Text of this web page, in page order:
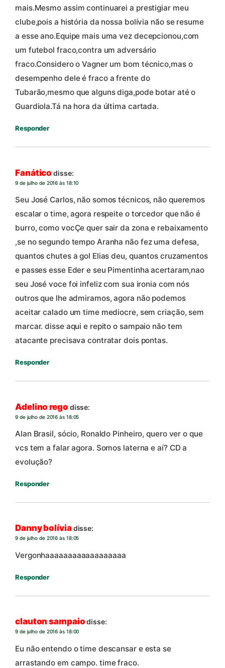
mais.Mesmo assim continuarei a prestigiar meu
clube,pois a história da nossa bolívia não se resume
a esse ano.Equipe mais uma vez decepcionou,com
um futebol fraco,contra um adversário
fraco.Considero o Vagner um bom técnico,mas o
desempenho dele é fraco a frente do
Tubarão,mesmo que alguns diga,pode botar até o
Guardiola.Tá na hora da última cartada.
Responder
Fanático disse:
9 de julho de 2016 às 18:10
Seu José Carlos, não somos técnicos, não queremos
escalar o time, agora respeite o torcedor que não é
burro, como vocÇe quer sair da zona e rebaixamento
,se no segundo tempo Aranha não fez uma defesa,
quantos chutes a gol Elias deu, quantos cruzamentos
e passes esse Eder e seu Pimentinha acertaram,nao
seu José voce foi infeliz com sua ironia com nós
outros que lhe admiramos, agora não podemos
aceitar calado um time mediocre, sem criação, sem
marcar. disse aqui e repito o sampaio não tem
atacante precisava contratar dois pontas.
Responder
Adelino rego disse:
9 de julho de 2016 às 18:05
Alan Brasil, sócio, Ronaldo Pinheiro, quero ver o que
vcs tem a falar agora. Somos laterna e aí? CD a
evolução?
Responder
Danny bolíviadisse:
9 de julho de 2016 às 18:05
Vergonhaaaaaaaaaaaaaaaaaa
Responder
clauton sampaio disse:
9 de julho de 2016 às 18:00
Eu não entendo o time descansar e esta se
arrastando em campo. time fraco.